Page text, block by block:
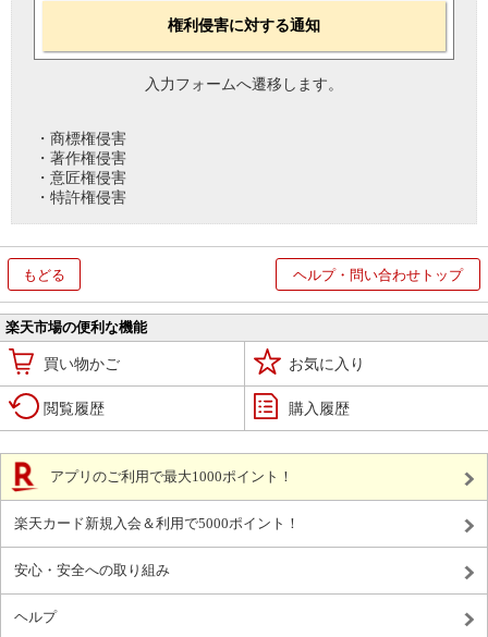
権利侵害に対する通知
入力フォームへ遷移します。
・商標権侵害
・著作権侵害
・意匠権侵害
・特許権侵害
もどる ヘルプ・問い合わせトップ
楽天市場の便利な機能
買い物かご お気に入り
閲覧履歴 購入履歴
アプリのご利用で最大1000ポイント！
楽天カード新規入会＆利用で5000ポイント！
安心・安全への取り組み
ヘルプ